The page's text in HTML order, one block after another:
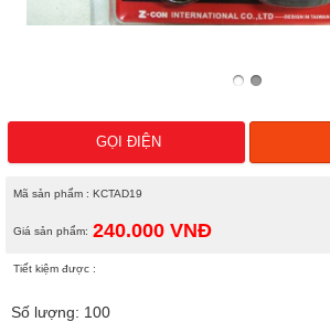
GỌI ĐIỆN
Mã sản phẩm : KCTAD19
Giá sản phẩm: 240.000 VNĐ
Tiết kiệm được :
Số lượng: 100